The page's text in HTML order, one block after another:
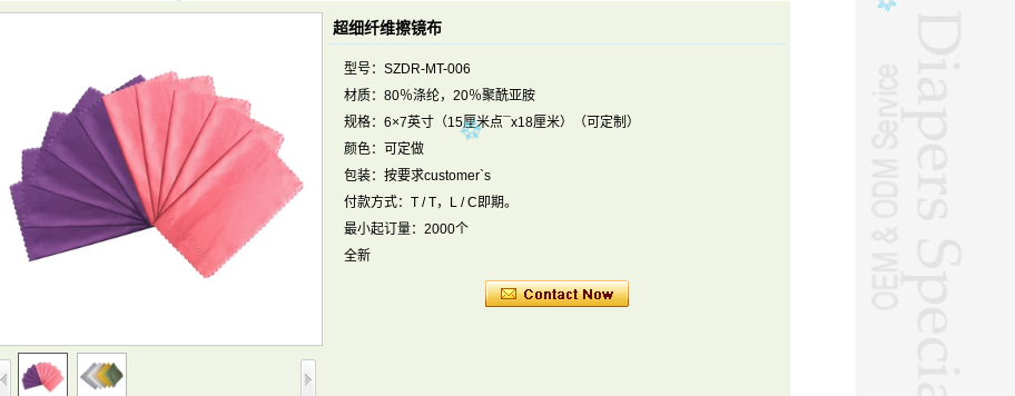
超细纤维擦镜布
型号：SZDR-MT-006
材质：80％涤纶，20％聚酰亚胺
规格：6×7英寸（15厘米点¯x18厘米）（可定制）
颜色：可定做
包装：按要求customer`s
付款方式：T / T，L / C即期。
最小起订量：2000个
全新